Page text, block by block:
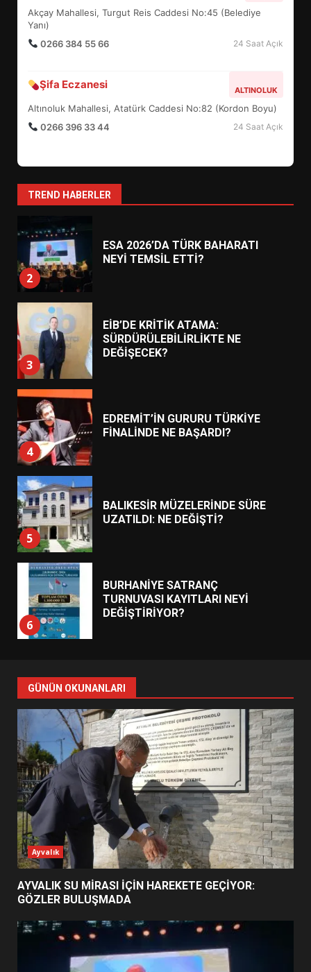
Akçay Mahallesi, Turgut Reis Caddesi No:45 (Belediye
Yanı)
0266 384 55 66
24 Saat Açık
Şifa Eczanesi ALTINOLUK
Altınoluk Mahallesi, Atatürk Caddesi No:82 (Kordon Boyu)
0266 396 33 44
24 Saat Açık
TREND HABERLER
6
7
YENİ YÖNETİM NASIL
ŞEKİLLENDİ?
1
HAREKETE GEÇİYOR: GÖZLER
2
ESA 2026’DA TÜRK BAHARATI
NEYİ TEMSİL ETTİ?
3
EİB’DE KRİTİK ATAMA:
SÜRDÜRÜLEBİLİRLİKTE NE
DEĞİŞECEK?
4
EDREMİT’İN GURURU TÜRKİYE
FİNALİNDE NE BAŞARDI?
5
BALIKESİR MÜZELERİNDE SÜRE
UZATILDI: NE DEĞİŞTİ?
6
BURHANİYE SATRANÇ
TURNUVASI KAYITLARI NEYİ
DEĞİŞTİRİYOR?
7
YENİ YÖNETİM NASIL
ŞEKİLLENDİ?
1
AYVALIK SU MİRASI İÇİN
HAREKETE GEÇİYOR: GÖZLER
BULUŞMADA
2
ESA 2026’DA TÜRK BAHARATI
NEYİ TEMSİL ETTİ?
EİB’DE KRİTİK ATAMA:
SÜRDÜRÜLEBİLİRLİKTE NE
DEĞİŞECEK?
GÜNÜN OKUNANLARI
Ayvalık
AYVALIK SU MİRASI İÇİN HAREKETE GEÇİYOR:
GÖZLER BULUŞMADA